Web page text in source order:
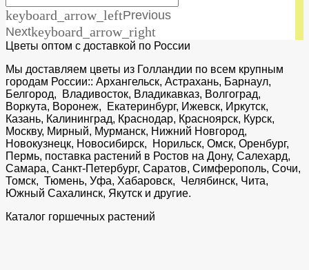
keyboard_arrow_leftPrevious
Nextkeyboard_arrow_right
Цветы оптом с доставкой по России
Мы доставляем цветы из Голландии по всем крупным
городам России:: Архангельск, Астрахань, Барнаул,
Белгород, Владивосток, Владикавказ, Волгоград,
Воркута, Воронеж, Екатеринбург, Ижевск, Иркутск,
Казань, Калининград, Краснодар, Красноярск, Курск,
Москву, Мирный, Мурманск, Нижний Новгород,
Новокузнецк, Новосибирск, Норильск, Омск, Оренбург,
Пермь, поставка растений в Ростов на Дону, Салехард,
Самара, Санкт-Петербург, Саратов, Симферополь, Сочи,
Томск, Тюмень, Уфа, Хабаровск, Челябинск, Чита,
Южный Сахалинск, Якутск и другие.
Каталог горшечных растений